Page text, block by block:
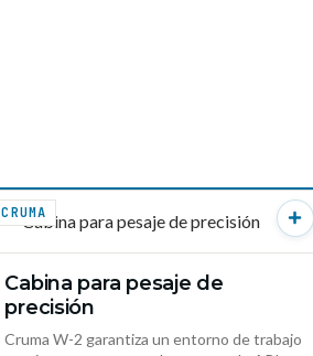
VER PRODUCTO →
CRUMA
Cabina para pesaje de
precisión
Cruma W-2 garantiza un entorno de trabajo